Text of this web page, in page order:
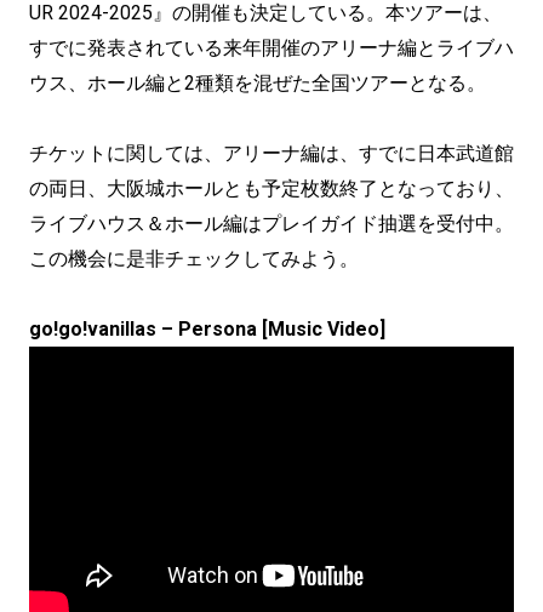
UR 2024-2025』の開催も決定している。本ツアーは、
すでに発表されている来年開催のアリーナ編とライブハ
ウス、ホール編と2種類を混ぜた全国ツアーとなる。
チケットに関しては、アリーナ編は、すでに日本武道館
の両日、大阪城ホールとも予定枚数終了となっており、
ライブハウス＆ホール編はプレイガイド抽選を受付中。
この機会に是非チェックしてみよう。
go!go!vanillas – Persona [Music Video]